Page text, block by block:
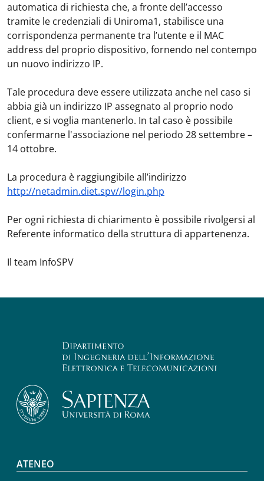
automatica di richiesta che, a fronte dell’accesso
tramite le credenziali di Uniroma1, stabilisce una
corrispondenza permanente tra l’utente e il MAC
address del proprio dispositivo, fornendo nel contempo
un nuovo indirizzo IP.
Tale procedura deve essere utilizzata anche nel caso si
abbia già un indirizzo IP assegnato al proprio nodo
client, e si voglia mantenerlo. In tal caso è possibile
confermarne l'associazione nel periodo 28 settembre –
14 ottobre.
La procedura è raggiungibile all’indirizzo
http://netadmin.diet.spv//login.php
Per ogni richiesta di chiarimento è possibile rivolgersi al
Referente informatico della struttura di appartenenza.
Il team InfoSPV
Footer menu
ATENEO